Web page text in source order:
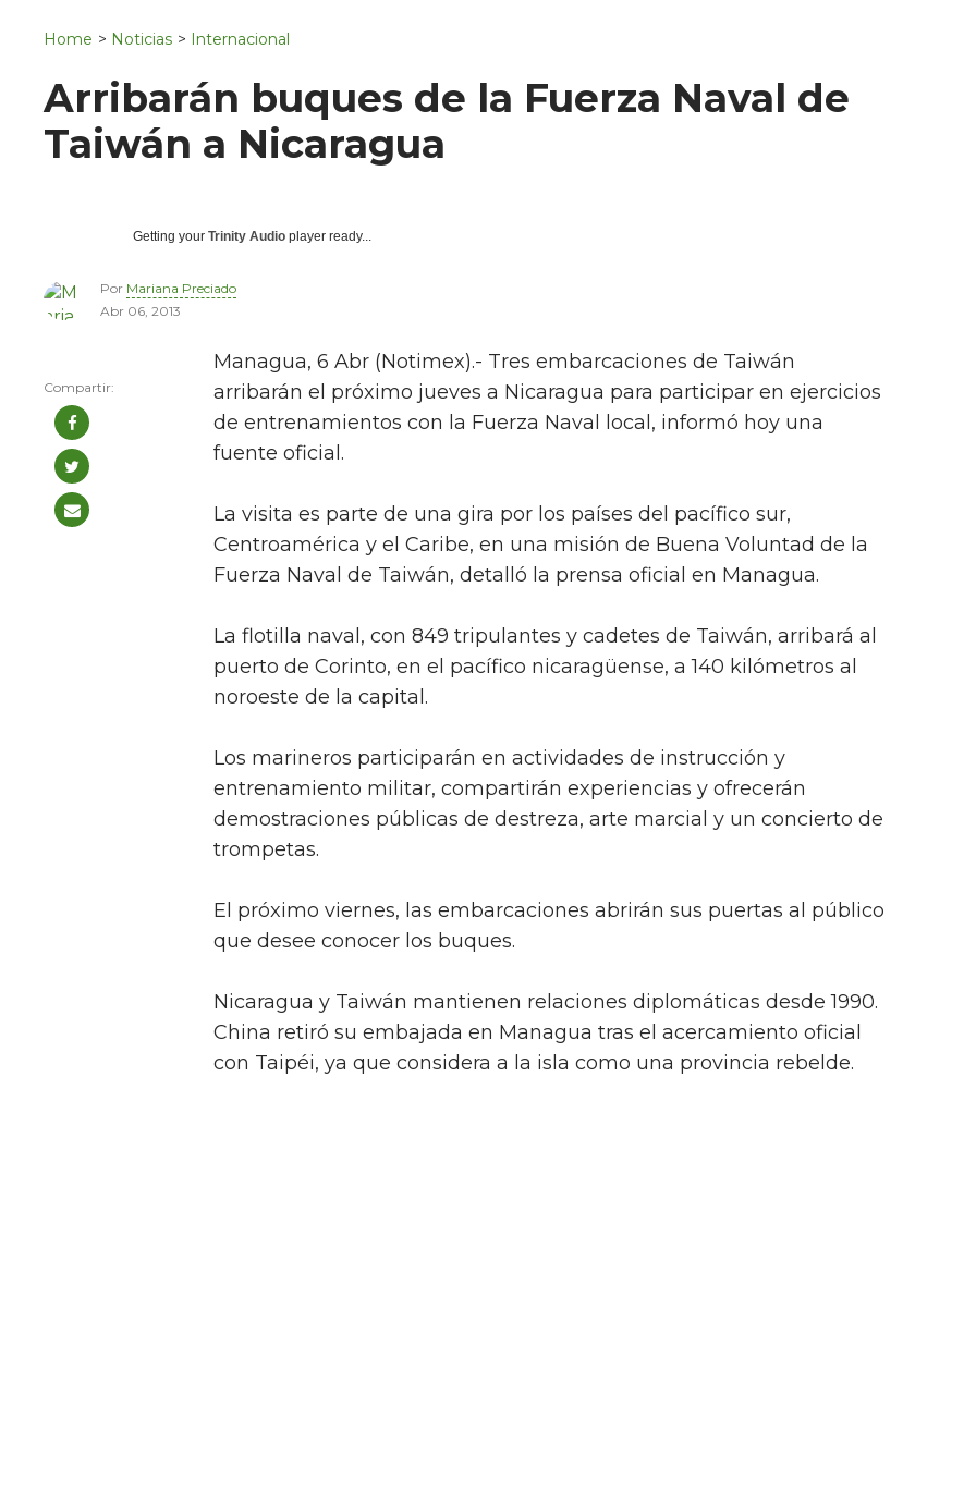
Home > Noticias > Internacional
Arribarán buques de la Fuerza Naval de
Taiwán a Nicaragua
Getting your Trinity Audio player ready...
Por Mariana Preciado
Abr 06, 2013
Managua, 6 Abr (Notimex).- Tres embarcaciones de Taiwán
arribarán el próximo jueves a Nicaragua para participar en ejercicios
de entrenamientos con la Fuerza Naval local, informó hoy una
fuente oficial.
La visita es parte de una gira por los países del pacífico sur,
Centroamérica y el Caribe, en una misión de Buena Voluntad de la
Fuerza Naval de Taiwán, detalló la prensa oficial en Managua.
La flotilla naval, con 849 tripulantes y cadetes de Taiwán, arribará al
puerto de Corinto, en el pacífico nicaragüense, a 140 kilómetros al
noroeste de la capital.
Los marineros participarán en actividades de instrucción y
entrenamiento militar, compartirán experiencias y ofrecerán
demostraciones públicas de destreza, arte marcial y un concierto de
trompetas.
El próximo viernes, las embarcaciones abrirán sus puertas al público
que desee conocer los buques.
Nicaragua y Taiwán mantienen relaciones diplomáticas desde 1990.
China retiró su embajada en Managua tras el acercamiento oficial
con Taipéi, ya que considera a la isla como una provincia rebelde.